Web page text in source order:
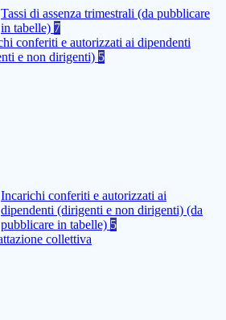
Tassi di assenza trimestrali (da pubblicare
in tabelle) 7
conferiti e autorizzati ai dipendenti
e non dirigenti) 5
Incarichi conferiti e autorizzati ai
dipendenti (dirigenti e non dirigenti) (da
pubblicare in tabelle) 5
collettiva